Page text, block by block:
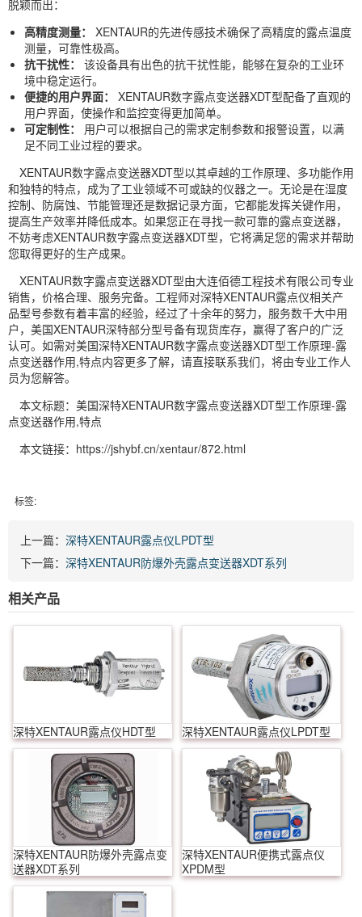
脱颖而出：
高精度测量：
XENTAUR的先进传感技术确保了高精度的露点温度
测量，可靠性极高。
抗干扰性：
该设备具有出色的抗干扰性能，能够在复杂的工业环
境中稳定运行。
便捷的用户界面：
XENTAUR数字露点变送器XDT型配备了直观的
用户界面，使操作和监控变得更加简单。
可定制性：
用户可以根据自己的需求定制参数和报警设置，以满
足不同工业过程的要求。
XENTAUR数字露点变送器XDT型以其卓越的工作原理、多功能作用
和独特的特点，成为了工业领域不可或缺的仪器之一。无论是在湿度
控制、防腐蚀、节能管理还是数据记录方面，它都能发挥关键作用，
提高生产效率并降低成本。如果您正在寻找一款可靠的露点变送器，
不妨考虑XENTAUR数字露点变送器XDT型，它将满足您的需求并帮助
您取得更好的生产成果。
XENTAUR数字露点变送器XDT型由大连佰德工程技术有限公司专业
销售，价格合理、服务完备。工程师对深特XENTAUR露点仪相关产
品型号参数有着丰富的经验，经过了十余年的努力，服务数千大中用
户，美国XENTAUR深特部分型号备有现货库存，赢得了客户的广泛
认可。如需对美国深特XENTAUR数字露点变送器XDT型工作原理-露
点变送器作用,特点内容更多了解，请直接联系我们，将由专业工作人
员为您解答。
本文标题：美国深特XENTAUR数字露点变送器XDT型工作原理-露
点变送器作用,特点
本文链接：https://jshybf.cn/xentaur/872.html
标签:
上一篇： 深特XENTAUR露点仪LPDT型
下一篇： 深特XENTAUR防爆外壳露点变送器XDT系列
相关产品
深特XENTAUR露点仪HDT型 深特XENTAUR露点仪LPDT型
深特XENTAUR防爆外壳露点变
送器XDT系列
深特XENTAUR便携式露点仪
XPDM型